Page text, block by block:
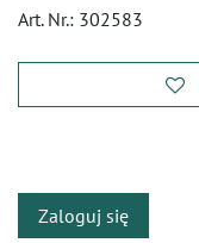
Art. Nr.: 302583
Zaloguj się